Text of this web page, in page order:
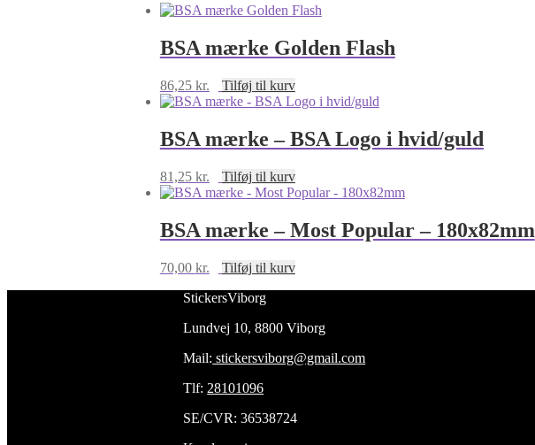
Guld/Sølv/Sort
BSA mærke Golden Flash
86,25 kr. Tilføj til kurv
BSA mærke – BSA Logo i hvid/guld
81,25 kr. Tilføj til kurv
BSA mærke – Most Popular – 180x82mm
70,00 kr.
Tilføj til kurv
StickersViborg
Lundvej 10, 8800 Viborg
Mail: stickersviborg@gmail.com
Tlf: 28101096
SE/CVR: 36538724